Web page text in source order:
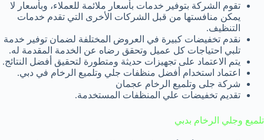
تقوم الشركة بتوفير خدمات بأسعار ملائمة للعملاء، وبأسعار لا
يمكن منافستها من قبل الشركات الأخرى التي تقدم خدمات
التنظيف.
نقدم تخفيضات كبيرة في العروض المختلفة لضمان توفير خدمة
تلبي احتياجات كل عميل وتحقق رضاه عن الخدمة المقدمة له.
يتم الاعتماد على تجهيزات حديثة ومتطورة لتحقيق أفضل النتائج.
اعتماد استخدام أفضل منظفات جلي وتلميع الرخام في دبي.
شركة جلى وتلميع الرخام عجمان
تقديم تخفيضات علي المنظفات المستخدمة.
تلميع وجلي الرخام بدبي